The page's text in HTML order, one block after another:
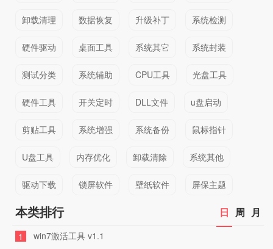
卸载清理 数据恢复 升级补丁 系统检测
硬件驱动 桌面工具 系统其它 系统封装
测试分类 系统辅助 CPU工具 光盘工具
硬件工具 开关定时 DLL文件 u盘启动
剪贴工具 系统增强 系统备份 鼠标指针
U盘工具 内存优化 卸载清除 系统其他
驱动下载 锁屏软件 壁纸软件 屏保主题
本类排行 月
周
日
1
win7激活工具 v1.1